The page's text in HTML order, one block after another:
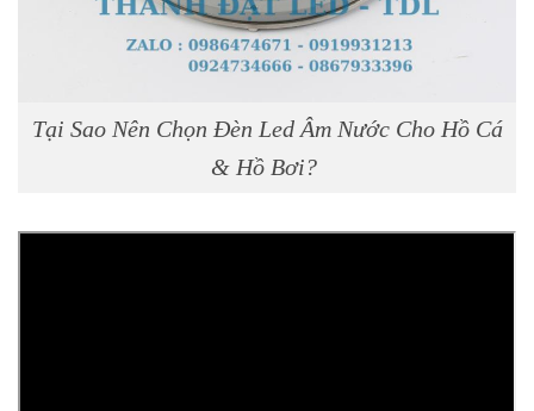
Tại Sao Nên Chọn Đèn Led Âm Nước Cho Hồ Cá
& Hồ Bơi?